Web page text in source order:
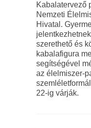
Kabalatervező
Nemzeti
Hivatal.
szerethető és
kabalafigura
segítségével
az élelmiszer-
22-ig várják.